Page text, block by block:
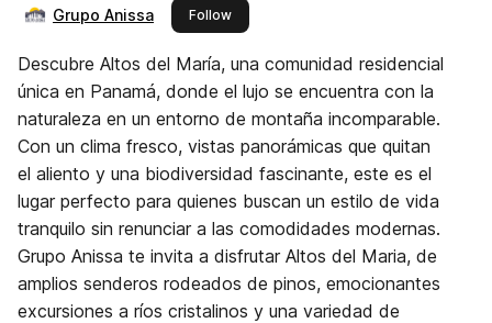
Grupo Anissa Followthis publisher
Descubre Altos del María, una comunidad residencial
única en Panamá, donde el lujo se encuentra con la
naturaleza en un entorno de montaña incomparable.
Con un clima fresco, vistas panorámicas que quitan
el aliento y una biodiversidad fascinante, este es el
lugar perfecto para quienes buscan un estilo de vida
tranquilo sin renunciar a las comodidades modernas.
Grupo Anissa te invita a disfrutar Altos del Maria, de
amplios senderos rodeados de pinos, emocionantes
excursiones a ríos cristalinos y una variedad de